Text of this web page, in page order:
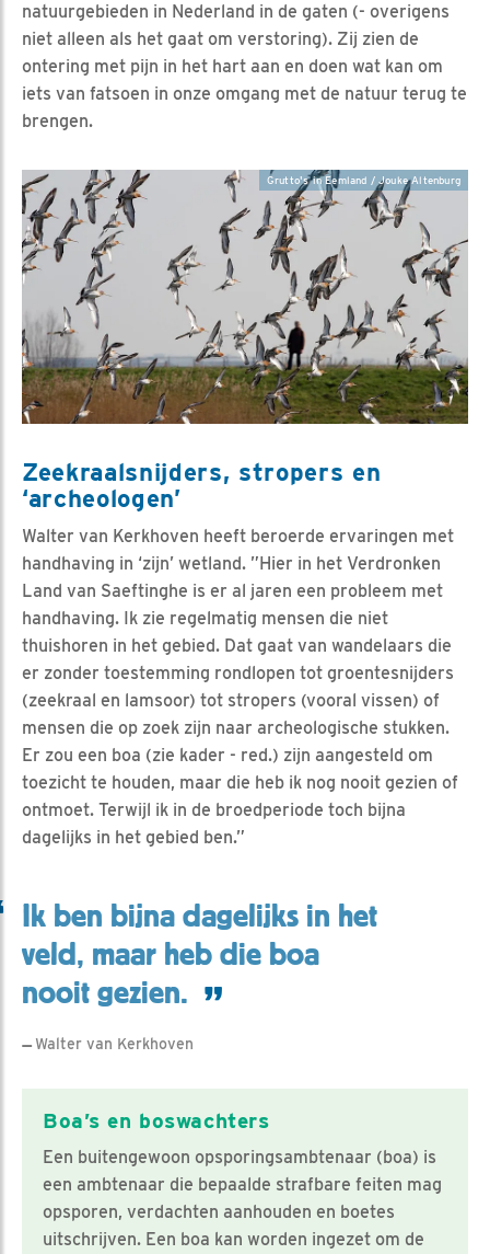
natuurgebieden in Nederland in de gaten (- overigens
niet alleen als het gaat om verstoring). Zij zien de
ontering met pijn in het hart aan en doen wat kan om
iets van fatsoen in onze omgang met de natuur terug te
brengen.
Grutto's in Eemland / Jouke Altenburg
Zeekraalsnijders, stropers en
‘archeologen’
Walter van Kerkhoven heeft beroerde ervaringen met
handhaving in ‘zijn’ wetland. ”Hier in het Verdronken
Land van Saeftinghe is er al jaren een probleem met
handhaving. Ik zie regelmatig mensen die niet
thuishoren in het gebied. Dat gaat van wandelaars die
er zonder toestemming rondlopen tot groentesnijders
(zeekraal en lamsoor) tot stropers (vooral vissen) of
mensen die op zoek zijn naar archeologische stukken.
Er zou een boa (zie kader - red.) zijn aangesteld om
toezicht te houden, maar die heb ik nog nooit gezien of
ontmoet. Terwijl ik in de broedperiode toch bijna
dagelijks in het gebied ben.”
Ik ben bijna dagelijks in het
veld, maar heb die boa
nooit gezien.
Walter van Kerkhoven
Boa’s en boswachters
Een buitengewoon opsporingsambtenaar (boa) is
een ambtenaar die bepaalde strafbare feiten mag
opsporen, verdachten aanhouden en boetes
uitschrijven. Een boa kan worden ingezet om de